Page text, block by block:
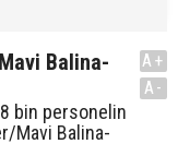
Balina-
bin personelin
Mavi Balina-
A+
A-